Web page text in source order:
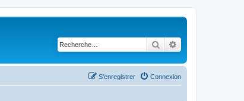
Rechercher
Connexion
S’enregistrer